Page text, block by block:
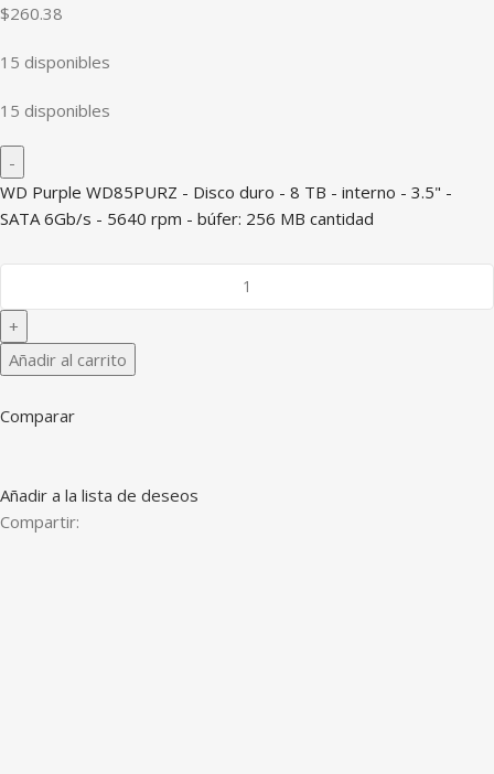
$260.38
15 disponibles
15 disponibles
WD Purple WD85PURZ - Disco duro - 8 TB - interno - 3.5" -
SATA 6Gb/s - 5640 rpm - búfer: 256 MB cantidad
Añadir al carrito
Comparar
Añadir a la lista de deseos
Compartir: